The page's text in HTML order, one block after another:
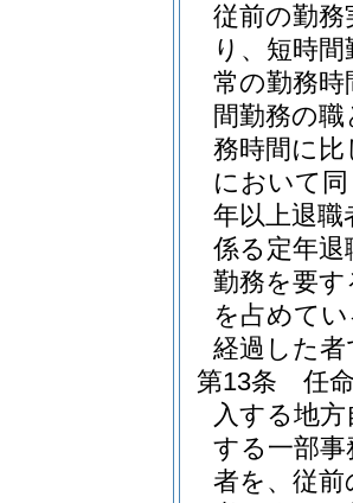
従前の勤
り、短時
常の勤務
間勤務の
務時間に
において
年以上退
係る定年退
勤務を要
を占めて
経過した
第13条
任
入する地
する一部
者を、従